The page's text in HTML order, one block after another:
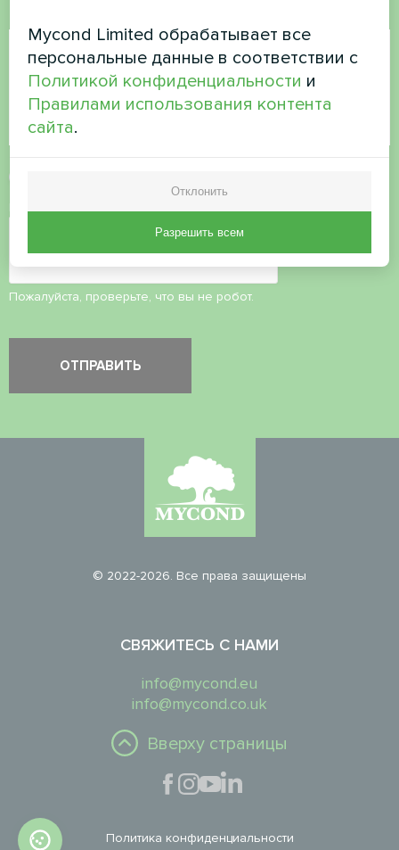
Пожалуйста, проверьте, что вы не робот.
© 2022-2026. Все права защищены
СВЯЖИТЕСЬ С НАМИ
info@mycond.eu
info@mycond.co.uk
Вверху страницы
Политика конфиденциальности
Mycond Limited обрабатывает все
персональные данные в соответствии с
Политикой конфиденциальности и
Правилами использования контента
сайта.
Отклонить
Разрешить всем